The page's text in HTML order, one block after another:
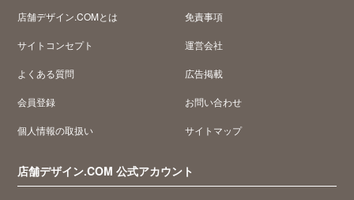
店舗デザイン.COMとは
サイトコンセプト
よくある質問
会員登録
個人情報の取扱い
免責事項
運営会社
広告掲載
お問い合わせ
サイトマップ
店舗デザイン.COM 公式アカウント